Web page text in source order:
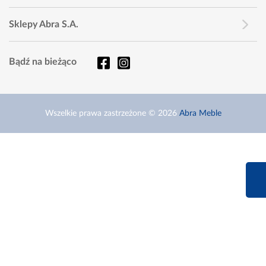
Sklepy Abra S.A.
Bądź na bieżąco
Wszelkie prawa zastrzeżone © 2026 Abra Meble